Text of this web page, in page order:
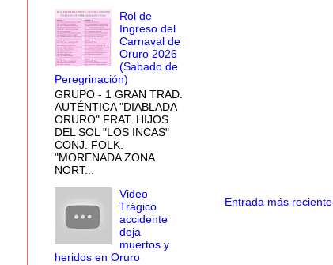
Entrada más reciente
Rol de
Ingreso del
Carnaval de
Oruro 2026
(Sabado de
Peregrinación)
GRUPO - 1 GRAN TRAD.
AUTÉNTICA "DIABLADA
ORURO" FRAT. HIJOS
DEL SOL "LOS INCAS"
CONJ. FOLK.
"MORENADA ZONA
NORT...
Video
Trágico
accidente
deja
muertos y
heridos en Oruro